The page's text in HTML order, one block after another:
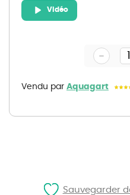
Vidéo
gallery
Vendu par Aquagart
-
Sauvegarder